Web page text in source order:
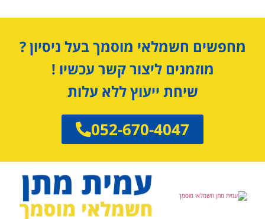
מחפשים חשמלאי מוסמך בעל ניסיון ?
מוזמנים ליצור קשר עכשיו !
שיחת ייעוץ ללא עלות
052-670-4047